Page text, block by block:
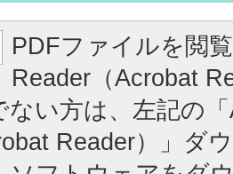
PDFファイルを閲
Reader（Acrobat
ない方は、左記の
Reader）」ダ